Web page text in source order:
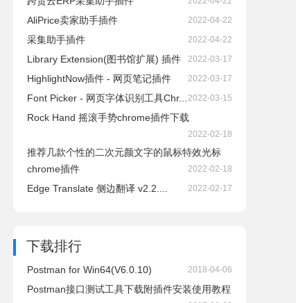
AliPrice卖家助手插件 2022-04-22
采集助手插件 2022-04-22
Library Extension(图书馆扩展) 插件 2022-03-17
HighlightNow插件 - 网页笔记插件 2022-03-17
Font Picker - 网页字体识别工具Chr... 2022-03-15
Rock Hand 摇滚手势chrome插件下载
2022-02-18
推荐几款个性的二次元颜文字的鼠标特效光标
chrome插件
2022-02-18
Edge Translate 侧边翻译 v2.2.... 2022-02-17
下载排行
Postman for Win64(V6.0.10) 2018-04-06
Postman接口测试工具下载附插件安装使用教程